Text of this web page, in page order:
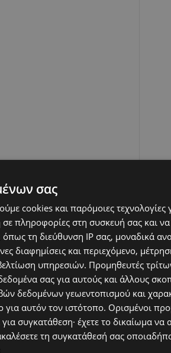
σας
cookies και παρόμοιες τεχνολογίες
πληροφορίες στη συσκευή σας και να
τη διεύθυνση IP σας, μοναδικά
διαφημίσεις και περιεχόμενο,
υπηρεσιών. Προμηθευτές
σας για αυτούς και άλλους
δεδομένων γεωεντοπισμού και
αυτόν τον ιστότοπο. Ορισμένοι
συγκατάθεση· έχετε το δικαίωμα να
τη συγκατάθεσή σας